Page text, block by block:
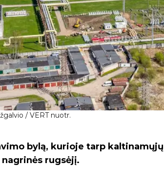
/ VERT nuotr.
bylą, kurioje tarp
nagrinės rugsėjį.